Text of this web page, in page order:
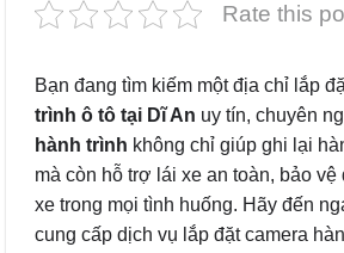
Rate this
Bạn đang tìm kiếm một địa chỉ lắp
trình ô tô tại Dĩ An uy tín, chuyên
hành trình không chỉ giúp ghi lại
mà còn hỗ trợ lái xe an toàn, bảo
xe trong mọi tình huống. Hãy đến
cung cấp dịch vụ lắp đặt camera